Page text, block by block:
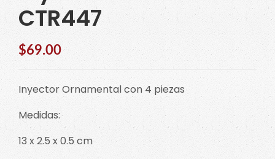
CTR447
$69.00
Inyector Ornamental con 4 piezas
Medidas:
13 x 2.5 x 0.5 cm